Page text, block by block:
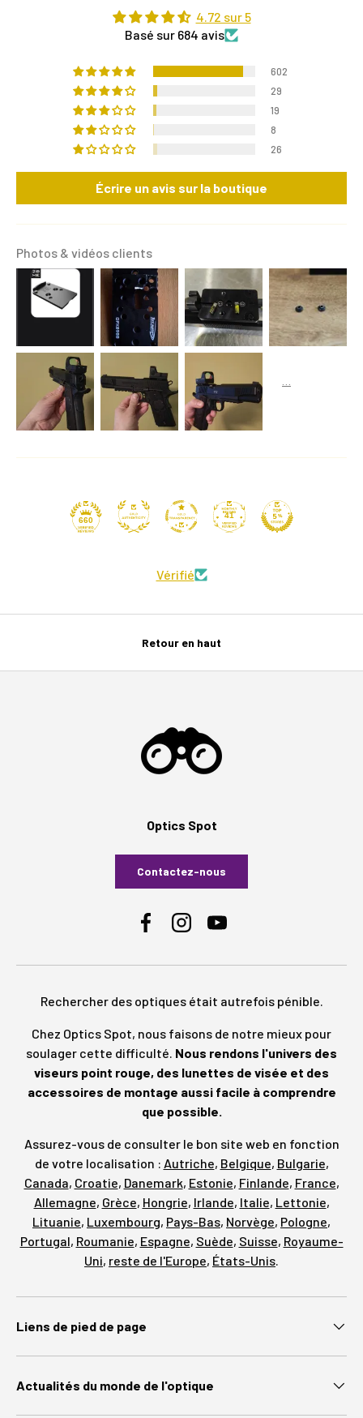
4.72 sur 5
Basé sur 684 avis
602
29
19
8
26
Écrire un avis sur la boutique
Photos & vidéos clients
660
41
Vérifié
Retour en haut
Optics Spot
Contactez-nous
FacebookInstagramYouTube
Rechercher des optiques était autrefois pénible.
Chez Optics Spot, nous faisons de notre mieux pour
soulager cette difficulté. Nous rendons l'univers des
viseurs point rouge, des lunettes de visée et des
accessoires de montage aussi facile à comprendre
que possible.
Assurez-vous de consulter le bon site web en fonction
de votre localisation : Autriche, Belgique, Bulgarie,
Canada, Croatie, Danemark, Estonie, Finlande, France,
Allemagne, Grèce, Hongrie, Irlande, Italie, Lettonie,
Lituanie, Luxembourg, Pays-Bas, Norvège, Pologne,
Portugal, Roumanie, Espagne, Suède, Suisse, Royaume-
Uni, reste de l'Europe, États-Unis.
Liens de pied de page
Actualités du monde de l'optique